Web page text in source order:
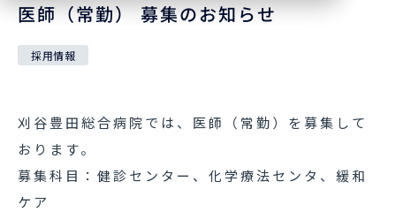
医師（常勤） 募集のお知らせ
採用情報
刈谷豊田総合病院では、医師（常勤）を募集して
おります。
募集科目：健診センター、化学療法センタ、緩和
ケア